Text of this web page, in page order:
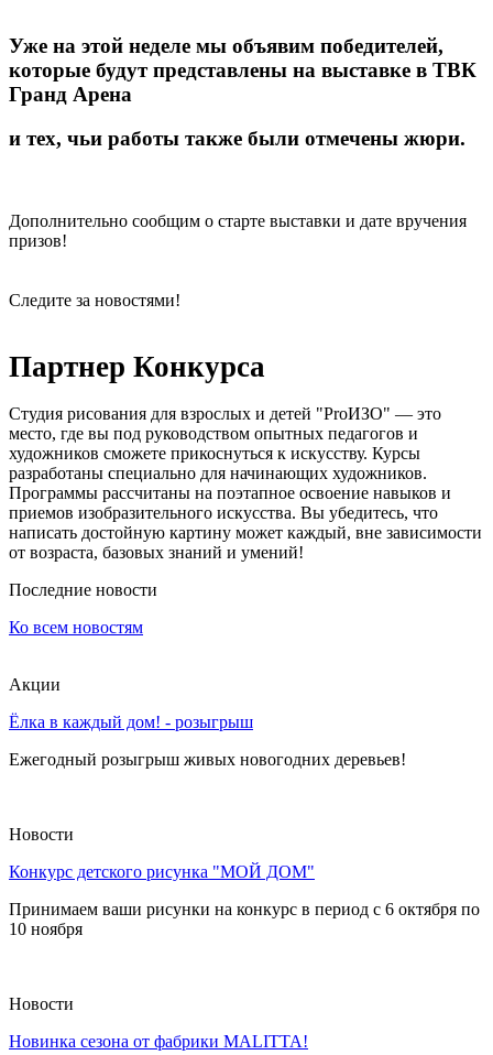
центр
ТВК
Гранд
Арена.
мебель
Различные
цены
каталог
мебели.
Купить
диваны,
столы,
шкафы
в
мебельном
центре.
Уже на этой неделе мы объявим победителей,
которые будут представлены на выставке в ТВК
Гранд Арена
и тех, чьи работы также были отмечены жюри.
Дополнительно сообщим о старте выставки и дате вручения
призов!
Следите за новостями!
Партнер Конкурса
Студия рисования для взрослых и детей "ProИЗО" — это
место, где вы под руководством опытных педагогов и
художников сможете прикоснуться к искусству. Курсы
разработаны специально для начинающих художников.
Программы рассчитаны на поэтапное освоение навыков и
приемов изобразительного искусства. Вы убедитесь, что
написать достойную картину может каждый, вне зависимости
от возраста, базовых знаний и умений!
Последние новости
Ко всем новостям
Акции
Ёлка в каждый дом! - розыгрыш
Ежегодный розыгрыш живых новогодних деревьев!
Новости
Конкурс детского рисунка "МОЙ ДОМ"
Принимаем ваши рисунки на конкурс в период с 6 октября по
10 ноября
Новости
Новинка сезона от фабрики MALITTA!